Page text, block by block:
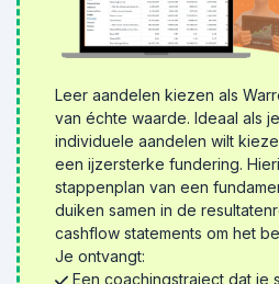
Leer aandelen kiezen als
van échte waarde. Ideaal als
individuele aandelen wilt
een ijzersterke fundering.
stappenplan van een
duiken samen in de
cashflow statements om het
Je ontvangt:
Een coachingstraject dat je